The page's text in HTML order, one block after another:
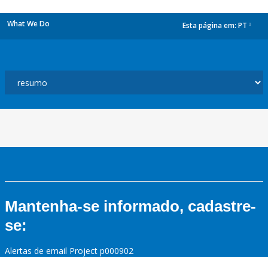
What We Do Esta página em: PT
Mantenha-se informado, cadastre-
se:
Alertas de email Project p000902